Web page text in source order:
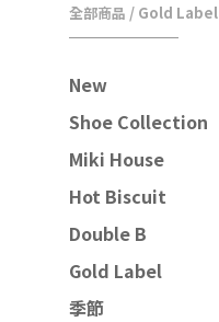
全部商品 / Gold Label
New
Shoe Collection
Miki House
Hot Biscuit
Double B
Gold Label
季節